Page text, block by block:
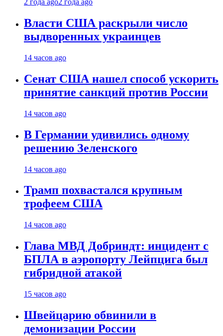
2 года ago2 года ago
Власти США раскрыли число
выдворенных украинцев
14 часов ago
Сенат США нашел способ ускорить
принятие санкций против России
14 часов ago
В Германии удивились одному
решению Зеленского
14 часов ago
Трамп похвастался крупным
трофеем США
14 часов ago
Глава МВД Добриндт: инцидент с
БПЛА в аэропорту Лейпцига был
гибридной атакой
15 часов ago
Швейцарию обвинили в
демонизации России